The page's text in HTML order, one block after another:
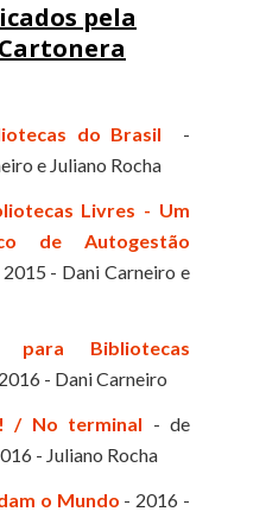
pela
do Brasil -
e Juliano Rocha
Livres - Um
de Autogestão
2015 - Dani Carneiro e
para Bibliotecas
- Dani Carneiro
/ No terminal - de
- Juliano Rocha
o Mundo - 2016 -